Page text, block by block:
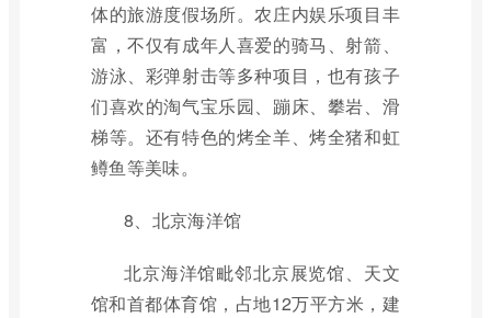
体的旅游度假场所。农庄内娱乐项目丰
富，不仅有成年人喜爱的骑马、射箭、
游泳、彩弹射击等多种项目，也有孩子
们喜欢的淘气宝乐园、蹦床、攀岩、滑
梯等。还有特色的烤全羊、烤全猪和虹
鳟鱼等美味。
8、北京海洋馆
北京海洋馆毗邻北京展览馆、天文
馆和首都体育馆，占地12万平方米，建